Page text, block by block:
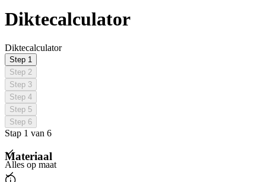
Diktecalculator
Diktecalculator
Step 1
Step 2
Step 3
Step 4
Step 5
Step 6
Stap 1 van 6
Materiaal
Alles op maat